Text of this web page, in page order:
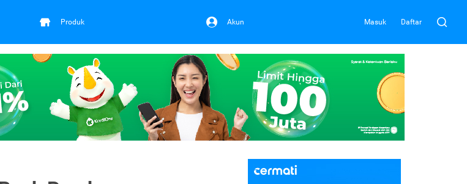
Produk Akun Masuk Daftar